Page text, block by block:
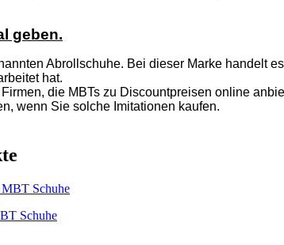
geben.
Abrollschuhe. Bei dieser Marke handelt
hat.
die MBTs zu Discountpreisen online
wenn Sie solche Imitationen kaufen.
Schuhe